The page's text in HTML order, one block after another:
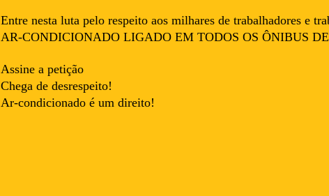
Entre nesta luta pelo respeito aos milhares de trabalhadores e
AR-CONDICIONADO LIGADO EM TODOS OS ÔNIBUS DE
Assine a petição
Chega de desrespeito!
Ar-condicionado é um direito!